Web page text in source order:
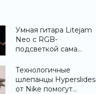
Умная гитара Litejam
Neo с RGB-
подсветкой сама
«Гаджеты»
Технологичные
шлепанцы Hyperslides
от Nike помогут